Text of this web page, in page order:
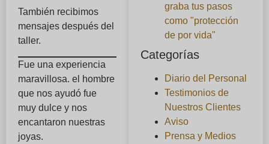
También recibimos
mensajes después del
taller.
Fue una experiencia
maravillosa. el hombre
que nos ayudó fue
muy dulce y nos
encantaron nuestras
joyas.
graba tus pasos
como "protección
de por vida"
Categorías
Diario del Personal
Testimonios de
Nuestros Clientes
Aviso
Prensa y Medios